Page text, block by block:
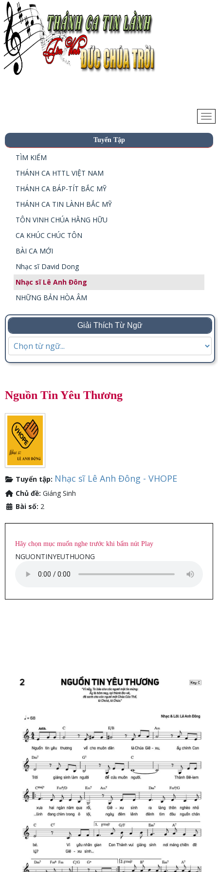
Tuyển Tập
TÌM KIẾM
THÁNH CA HTTL VIỆT NAM
THÁNH CA BÁP-TÍT BẮC MỸ
THÁNH CA TIN LÀNH BẮC MỸ
TÔN VINH CHÚA HẰNG HỮU
CA KHÚC CHÚC TÔN
BÀI CA MỚI
Nhạc sĩ David Dong
Nhạc sĩ Lê Anh Đông
NHỮNG BẢN HÒA ÂM
Giải Thích Từ Ngữ
Nguồn Tin Yêu Thương
Tuyển tập: Nhạc sĩ Lê Anh Đông - VHOPE
Chủ đề: Giáng Sinh
Bài số: 2
Hãy chọn mục muốn nghe trước khi bấm nút Play
NGUONTINYEUTHUONG